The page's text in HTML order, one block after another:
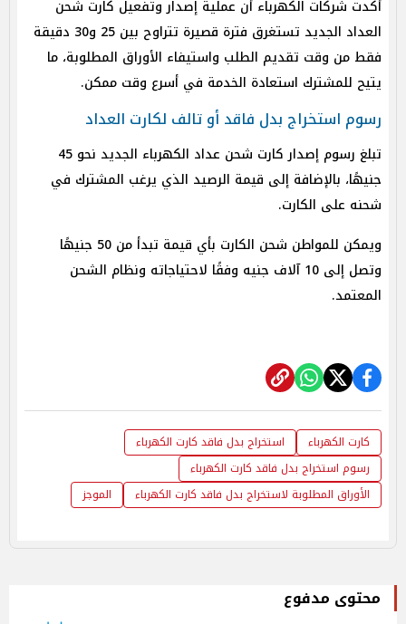
أكدت شركات الكهرباء أن عملية إصدار وتفعيل كارت شحن
العداد الجديد تستغرق فترة قصيرة تتراوح بين 25 و30 دقيقة
فقط من وقت تقديم الطلب واستيفاء الأوراق المطلوبة، ما
يتيح للمشترك استعادة الخدمة في أسرع وقت ممكن.
رسوم استخراج بدل فاقد أو تالف لكارت العداد
تبلغ رسوم إصدار كارت شحن عداد الكهرباء الجديد نحو 45
جنيهًا، بالإضافة إلى قيمة الرصيد الذي يرغب المشترك في
شحنه على الكارت.
ويمكن للمواطن شحن الكارت بأي قيمة تبدأ من 50 جنيهًا
وتصل إلى 10 آلاف جنيه وفقًا لاحتياجاته ونظام الشحن
المعتمد.
كارت الكهرباء
استخراج بدل فاقد كارت الكهرباء
رسوم استخراج بدل فاقد كارت الكهرباء
الأوراق المطلوبة لاستخراج بدل فاقد كارت الكهرباء
الموجز
محتوى مدفوع